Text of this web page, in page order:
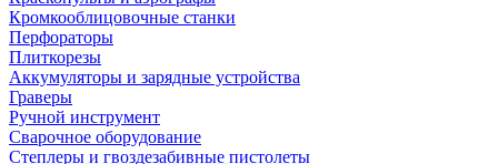
Кромкооблицовочные станки
Перфораторы
Плиткорезы
Аккумуляторы и зарядные устройства
Граверы
Ручной инструмент
Сварочное оборудование
Степлеры и гвоздезабивные пистолеты